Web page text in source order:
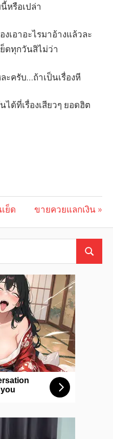
หรือเปล่า
เอาอะไรมาอ้างแล้วละ
ดทุกวันสิไม่ว่า
ครับ…ถ้าเป็นเรื่องหี
ด้ที่เรื่องเสียวๆ ยอดฮิต
ย็ด
Next
ขายควยแลกเงิน